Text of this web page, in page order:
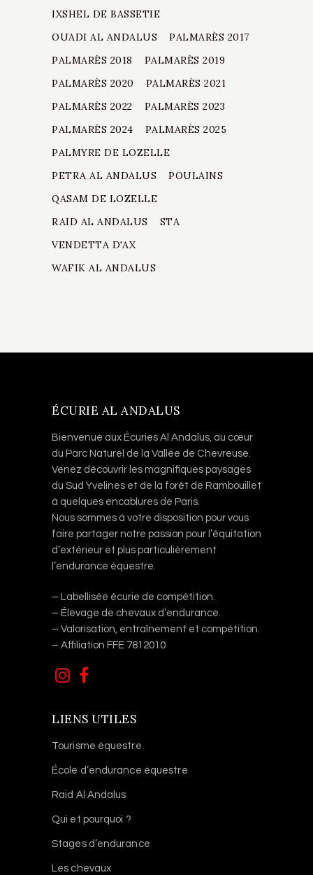
IXSHEL DE BASSETIE
OUADI AL ANDALUS
PALMARÈS 2017
PALMARÈS 2018
PALMARÈS 2019
PALMARÈS 2020
PALMARÈS 2021
PALMARÈS 2022
PALMARÈS 2023
PALMARÈS 2024
PALMARÈS 2025
PALMYRE DE LOZELLE
PETRA AL ANDALUS
POULAINS
QASAM DE LOZELLE
RAID AL ANDALUS
STA
VENDETTA D'AX
WAFIK AL ANDALUS
ÉCURIE AL ANDALUS
Bienvenue aux Écuries Al Andalus, au cœur
du Parc Naturel de la Vallée de Chevreuse.
Venez découvrir les magnifiques paysages
du Sud Yvelines et de la forêt de Rambouillet
à quelques encablures de Paris.
Nous sommes à votre disposition pour vous
faire partager notre passion pour l’équitation
d’extérieur et plus particulièrement
l’endurance équestre.
– Labellisée écurie de compétition.
– Élevage de chevaux d’endurance.
– Valorisation, entraînement et compétition.
– Affiliation FFE 7812010
LIENS UTILES
Tourisme équestre
École d’endurance équestre
Raid Al Andalus
Qui et pourquoi ?
Stages d’endurance
Les chevaux